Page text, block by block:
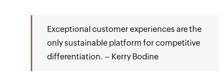
Exceptional customer experiences are the
only sustainable platform for competitive
differentiation. – Kerry Bodine